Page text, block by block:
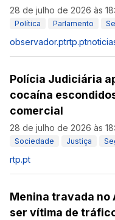
28 de julho de 2026 às
Política Parlamento
observador.ptrtp.pt
Polícia Judiciária
cocaína
comercial
28 de julho de 2026 às
Sociedade Justiça
rtp.pt
Menina travada no
ser vítima de